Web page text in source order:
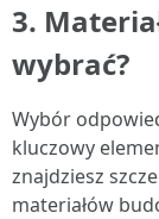
3.
wybrać?
Wybór
kluczowy
znajdziesz
materiałów